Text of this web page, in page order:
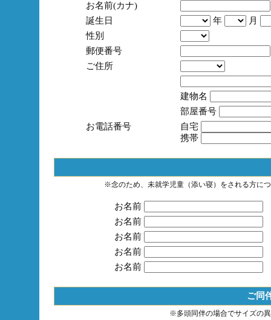
お名前(カナ)
誕生日
年
月
性別
郵便番号
ご住所
建物名
部屋番号
お電話番号
自宅
携帯
※念のため、未就学児童（添い寝）をされる方に
お名前
お名前
お名前
お名前
お名前
ご同
※多頭同伴の場合でサイズの